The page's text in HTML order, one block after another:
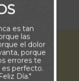
es tan
las
el dolor
porque
errores te
perfecto.
Día."